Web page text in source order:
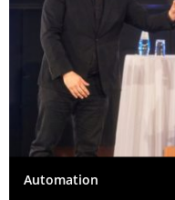
Automation